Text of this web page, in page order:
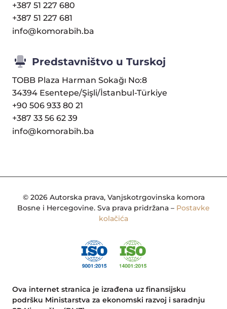
+387 51 227 680
+387 51 227 681
info@komorabih.ba
Predstavništvo u Turskoj
TOBB Plaza Harman Sokağı No:8
34394 Esentepe/Şişli/İstanbul-Türkiye
+90 506 933 80 21
+387 33 56 62 39
info@komorabih.ba
© 2026 Autorska prava, Vanjskotrgovinska komora
Bosne i Hercegovine. Sva prava pridržana – Postavke
kolačića
Ova internet stranica je izrađena uz finansijsku
podršku Ministarstva za ekonomski razvoj i saradnju